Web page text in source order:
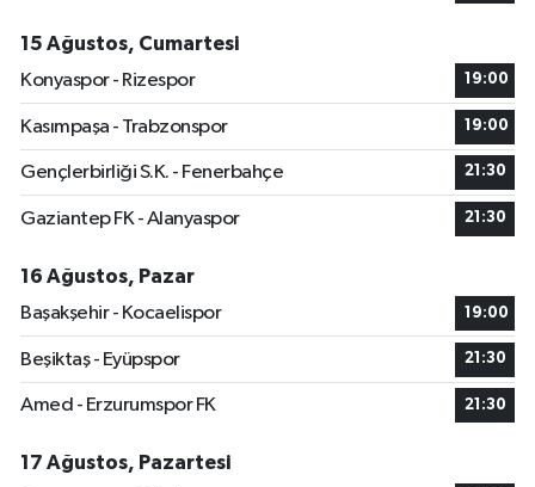
15 Ağustos, Cumartesi
Konyaspor - Rizespor
19:00
Kasımpaşa - Trabzonspor 19:00
Gençlerbirliği S.K. - Fenerbahçe 21:30
Gaziantep FK - Alanyaspor 21:30
16 Ağustos, Pazar
Başakşehir - Kocaelispor
19:00
Beşiktaş - Eyüpspor 21:30
Amed - Erzurumspor FK 21:30
17 Ağustos, Pazartesi